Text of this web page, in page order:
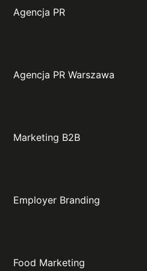
Agencja PR
Agencja PR Warszawa
Marketing B2B
Employer Branding
Food Marketing